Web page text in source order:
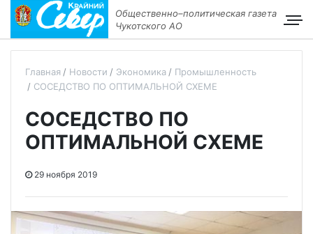
Общественно–политическая газета
Чукотского АО
Главная Новости Экономика
Промышленность
СОСЕДСТВО ПО ОПТИМАЛЬНОЙ СХЕМЕ
СОСЕДСТВО ПО
ОПТИМАЛЬНОЙ СХЕМЕ
29 ноября 2019